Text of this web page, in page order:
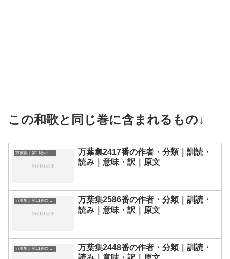
この和歌と同じ巻に含まれるもの↓
万葉集｜第11巻の和歌一覧
万葉集2417番の作者・分類｜訓読・
読み｜意味・訳｜原文
万葉集｜第11巻の和歌一覧
万葉集2586番の作者・分類｜訓読・
読み｜意味・訳｜原文
万葉集｜第11巻の和歌一覧
万葉集2448番の作者・分類｜訓読・